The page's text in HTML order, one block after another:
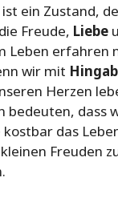
ist ein Zustand,
Freude, Liebe
Leben erfahren
wir mit
Herzen
bedeuten, dass
das
Freuden